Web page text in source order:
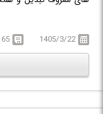
همگام سازی و انتقال
توان به هماهنگ سازی
عناصری از پایگاه داده
مانند جداول، فیلد
1405/3/22 65 مگابایت